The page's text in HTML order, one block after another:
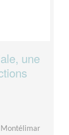
une
Montélimar